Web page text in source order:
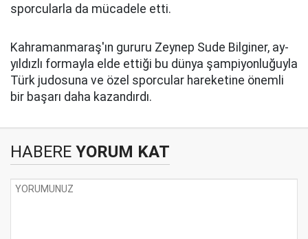
sporcularla da mücadele etti.
Kahramanmaraş'ın gururu Zeynep Sude Bilginer, ay-
yıldızlı formayla elde ettiği bu dünya şampiyonluğuyla
Türk judosuna ve özel sporcular hareketine önemli
bir başarı daha kazandırdı.
HABERE YORUM KAT